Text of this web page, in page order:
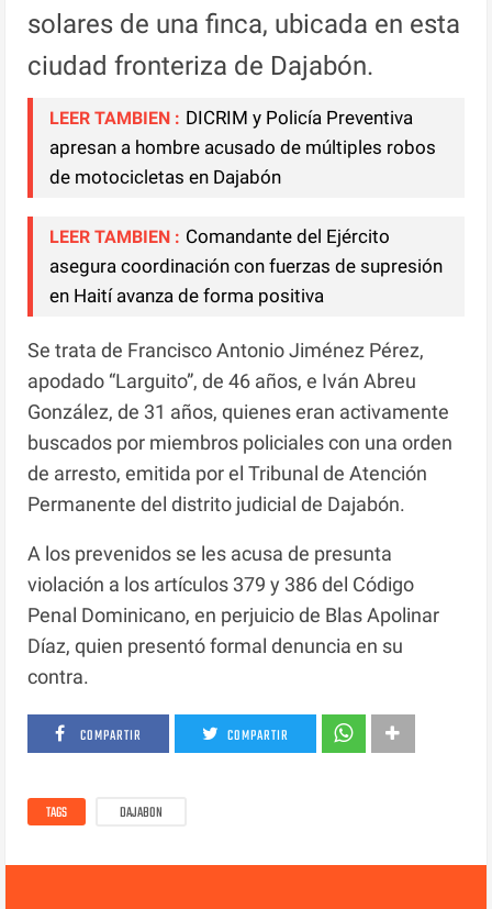
solares de una finca, ubicada en esta
ciudad fronteriza de Dajabón.
LEER TAMBIEN : DICRIM y Policía Preventiva
apresan a hombre acusado de múltiples robos
de motocicletas en Dajabón
LEER TAMBIEN : Comandante del Ejército
asegura coordinación con fuerzas de supresión
en Haití avanza de forma positiva
Se trata de Francisco Antonio Jiménez Pérez,
apodado “Larguito”, de 46 años, e Iván Abreu
González, de 31 años, quienes eran activamente
buscados por miembros policiales con una orden
de arresto, emitida por el Tribunal de Atención
Permanente del distrito judicial de Dajabón.
A los prevenidos se les acusa de presunta
violación a los artículos 379 y 386 del Código
Penal Dominicano, en perjuicio de Blas Apolinar
Díaz, quien presentó formal denuncia en su
contra.
COMPARTIR COMPARTIR
TAGS DAJABON